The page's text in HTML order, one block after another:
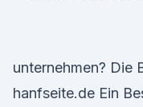
unternehmen? Die
hanfseite.de Ein